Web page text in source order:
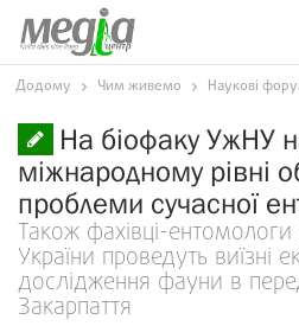
Додому Чим живемо Наукові
На біофаку УжНУ
міжнародному рівні
проблеми сучасної
Також фахівці-ентомологи
України проведуть виїзні
дослідження фауни в
Закарпаття